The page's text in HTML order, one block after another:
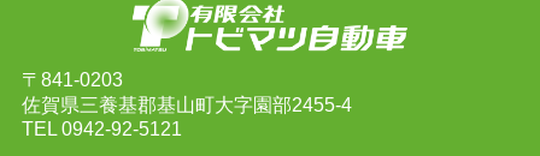
〒841-0203
佐賀県三養基郡基山町大字園部2455-4
TEL 0942-92-5121